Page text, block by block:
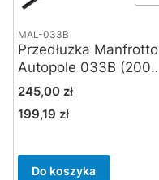
MAL-033B
Przedłużka Manfrotto
Autopole 033B (200
cm) czarna
Cena
245,00 zł
Cena
199,19 zł
Do koszyka